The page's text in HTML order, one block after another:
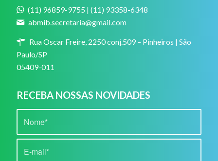
(11) 96859-9755 | (11) 93358-6348
abmib.secretaria@gmail.com
Rua Oscar Freire, 2250 conj.509 – Pinheiros | São
Paulo/SP
05409-011
RECEBA NOSSAS NOVIDADES